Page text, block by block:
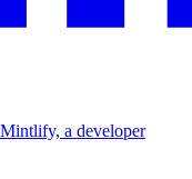
a developer